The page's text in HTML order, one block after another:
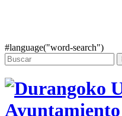
#language("word-search")